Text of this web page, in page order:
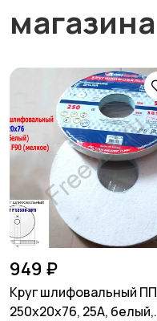
магазина
949 ₽
Круг шлифовальный ПП
250х20х76, 25А, белый,